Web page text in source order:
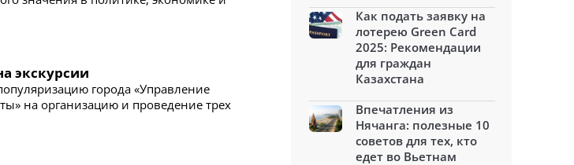
экскурсии
города «Управление
на организацию и проведение трех
Как подать заявку на
лотерею Green Card
2025: Рекомендации
для граждан
Казахстана
Впечатления из
Нячанга: полезные 10
советов для тех, кто
едет во Вьетнам